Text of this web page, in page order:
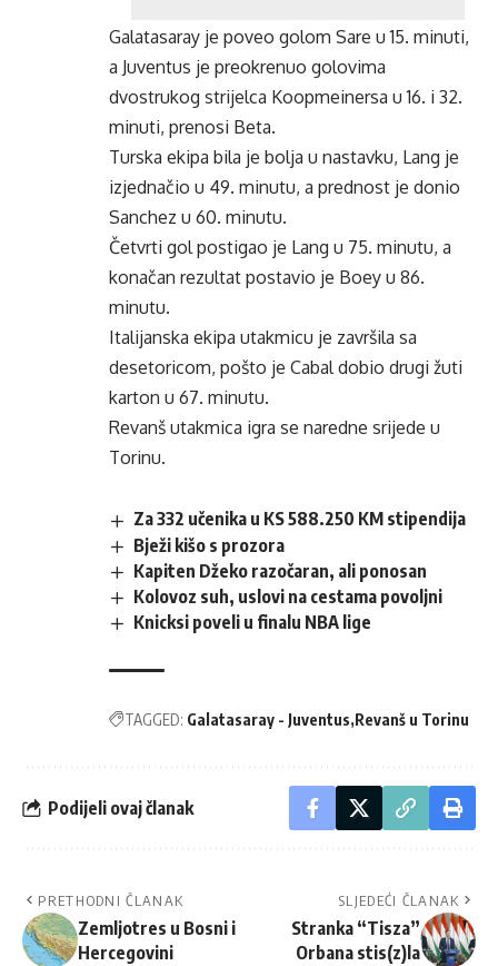
Galatasaray je poveo golom Sare u 15. minuti,
a Juventus je preokrenuo golovima
dvostrukog strijelca Koopmeinersa u 16. i 32.
minuti, prenosi Beta.
Turska ekipa bila je bolja u nastavku, Lang je
izjednačio u 49. minutu, a prednost je donio
Sanchez u 60. minutu.
Četvrti gol postigao je Lang u 75. minutu, a
konačan rezultat postavio je Boey u 86.
minutu.
Italijanska ekipa utakmicu je završila sa
desetoricom, pošto je Cabal dobio drugi žuti
karton u 67. minutu.
Revanš utakmica igra se naredne srijede u
Torinu.
Za 332 učenika u KS 588.250 KM stipendija
Bježi kišo s prozora
Kapiten Džeko razočaran, ali ponosan
Kolovoz suh, uslovi na cestama povoljni
Knicksi poveli u finalu NBA lige
TAGGED: Galatasaray - Juventus Revanš u Torinu
Podijeli ovaj članak
PRETHODNI ČLANAK
Zemljotres u Bosni i
Hercegovini
SLJEDEĆI ČLANAK
Stranka “Tisza”
Orbana stis(z)la